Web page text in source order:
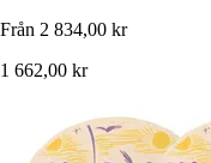
Från 2 834,00 kr
1 662,00 kr